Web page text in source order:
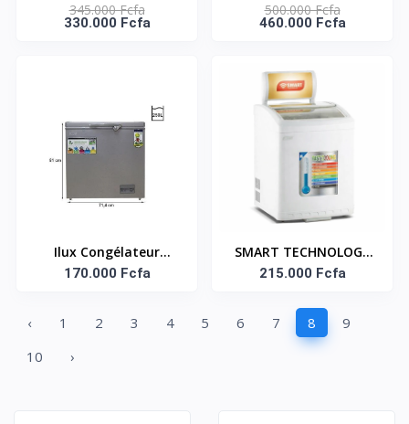
CONGÉLATEUR
VERTICAL 260 LITRES-
345.000 Fcfa
330.000 Fcfa
CONGELATEUR TWIN
VERTICAL NO-FROST
RS-60WCR
500.000 Fcfa
460.000 Fcfa
Ilux Congélateur
Horizontal 250L -
170.000 Fcfa
SMART TECHNOLOGY
Congélateur
Glace /Surgelé
156L_Modèle STCCV-
215.000 Fcfa
‹ 1 2 3 4 5 6 7 8
9
10
›